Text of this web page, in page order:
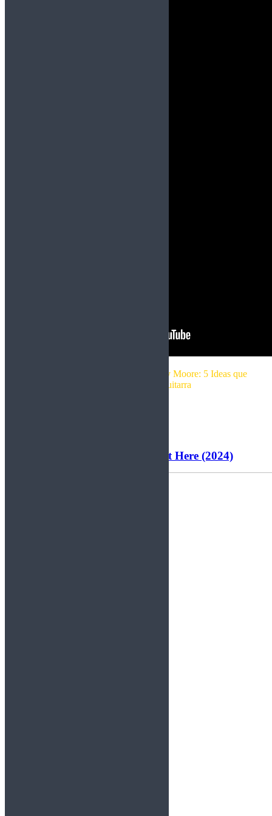
Lección CCXLVIII: Al estilo de Gary Moore: 5 Ideas que
DEBES conocer en Guitarra
Blackberry Smoke – Be Right Here (2024)